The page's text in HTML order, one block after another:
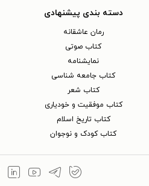
دسته بندی پیشنهادی
رمان عاشقانه
کتاب‌ صوتی
نمایشنامه
کتاب جامعه شناسی
کتاب شعر
کتاب موفقیت و خودیاری
کتاب تاریخ اسلام
کتاب کودک و نوجوان